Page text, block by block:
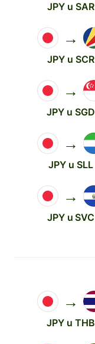
JPY u SAR
→
JPY u SCR
→
JPY u SGD
→
JPY u SLL
→
JPY u SVC
→
JPY u THB